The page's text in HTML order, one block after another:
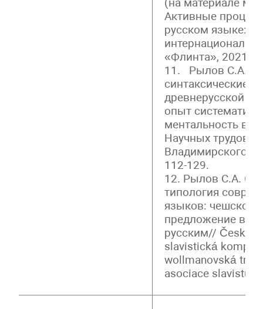
Активные
русском языке:
«Флинта», 2021.
11. Рылов С.А.
синтаксические
древнерусской
опыт
ментальность в
Научных трудов.
Владимирского
112-129.
12. Рылов С.А.
типология
языков: чешское
предложение в
русским// Česká
slavistická
wollmanovská
asociace slavistů,